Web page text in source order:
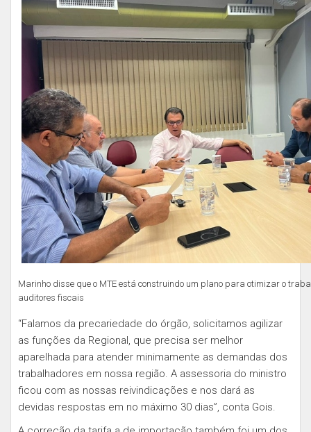
Marinho disse que o MTE está construindo um plano para otimizar o
auditores fiscais
“Falamos da precariedade do órgão, solicitamos agilizar
as funções da Regional, que precisa ser melhor
aparelhada para atender minimamente as demandas dos
trabalhadores em nossa região. A assessoria do ministro
ficou com as nossas reivindicações e nos dará as
devidas respostas em no máximo 30 dias”, conta Gois.